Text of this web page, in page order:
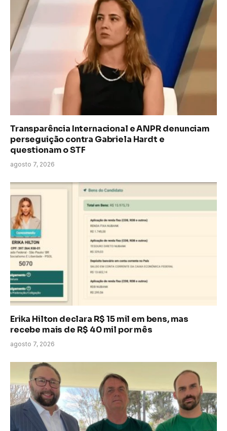
Transparência Internacional e ANPR denunciam
perseguição contra Gabriela Hardt e
questionam o STF
agosto 7, 2026
Erika Hilton declara R$ 15 mil em bens, mas
recebe mais de R$ 40 mil por mês
agosto 7, 2026